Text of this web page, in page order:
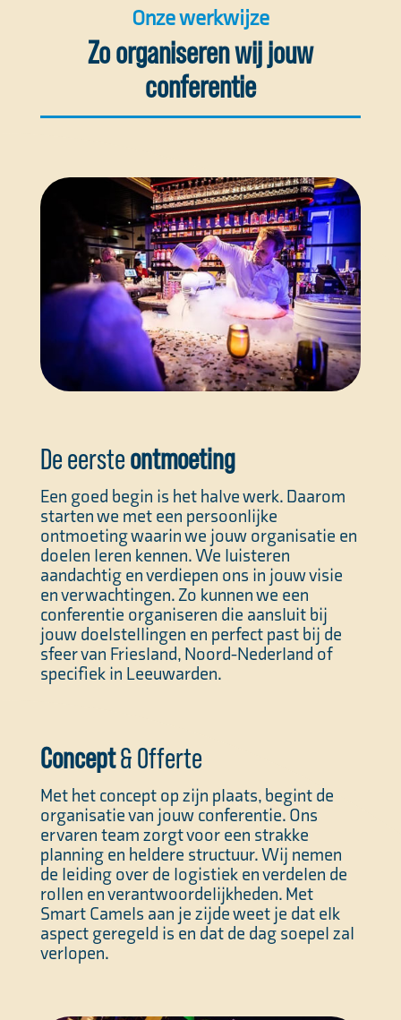
Onze werkwijze
Zo organiseren wij jouw
conferentie
De eerste ontmoeting
Een goed begin is het halve werk. Daarom
starten we met een persoonlijke
ontmoeting waarin we jouw organisatie en
doelen leren kennen. We luisteren
aandachtig en verdiepen ons in jouw visie
en verwachtingen. Zo kunnen we een
conferentie organiseren die aansluit bij
jouw doelstellingen en perfect past bij de
sfeer van Friesland, Noord-Nederland of
specifiek in Leeuwarden.
Concept& Offerte
Met het concept op zijn plaats, begint de
organisatie van jouw conferentie. Ons
ervaren team zorgt voor een strakke
planning en heldere structuur. Wij nemen
de leiding over de logistiek en verdelen de
rollen en verantwoordelijkheden. Met
Smart Camels aan je zijde weet je dat elk
aspect geregeld is en dat de dag soepel zal
verlopen.